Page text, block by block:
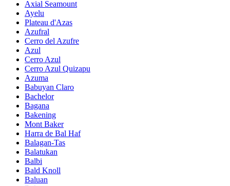
Axial Seamount
Ayelu
Plateau d'Azas
Azufral
Cerro del Azufre
Azul
Cerro Azul
Cerro Azul Quizapu
Azuma
Babuyan Claro
Bachelor
Bagana
Bakening
Mont Baker
Harra de Bal Haf
Balagan-Tas
Balatukan
Balbi
Bald Knoll
Baluan